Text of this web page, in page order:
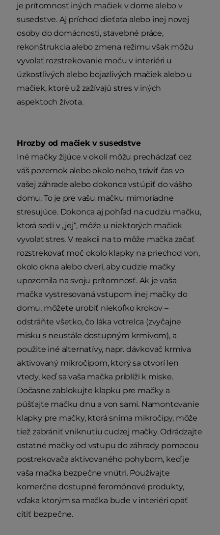
je prítomnosť iných mačiek v dome alebo v
susedstve. Aj príchod dieťaťa alebo inej novej
osoby do domácnosti, stavebné práce,
rekonštrukcia alebo zmena režimu však môžu
vyvolať rozstrekovanie moču v interiéri u
úzkostlivých alebo bojazlivých mačiek alebo u
mačiek, ktoré už zažívajú stres v iných
aspektoch života.
Hrozby od mačiek v susedstve
Iné mačky žijúce v okolí môžu prechádzať cez
váš pozemok alebo okolo neho, tráviť čas vo
vašej záhrade alebo dokonca vstúpiť do vášho
domu. To je pre vašu mačku mimoriadne
stresujúce. Dokonca aj pohľad na cudziu mačku,
ktorá sedí v „jej“, môže u niektorých mačiek
vyvolať stres. V reakcii na to môže mačka začať
rozstrekovať moč okolo klapky na priechod von,
okolo okna alebo dverí, aby cudzie mačky
upozornila na svoju prítomnosť. Ak je vaša
mačka vystresovaná vstupom inej mačky do
domu, môžete urobiť niekoľko krokov –
odstráňte všetko, čo láka votrelca (zvyčajne
misku s neustále dostupným krmivom), a
použite iné alternatívy, napr. dávkovač krmiva
aktivovaný mikročipom, ktorý sa otvorí len
vtedy, keď sa vaša mačka priblíži k miske.
Dočasne zablokujte klapku pre mačky a
púšťajte mačku dnu a von sami. Namontovanie
klapky pre mačky, ktorá sníma mikročipy, môže
tiež zabrániť vniknutiu cudzej mačky. Odrádzajte
ostatné mačky od vstupu do záhrady pomocou
postrekovača aktivovaného pohybom, keď je
vaša mačka bezpečne vnútri. Používajte
komerčne dostupné feromónové produkty,
vďaka ktorým sa mačka bude v interiéri opäť
cítiť bezpečne.